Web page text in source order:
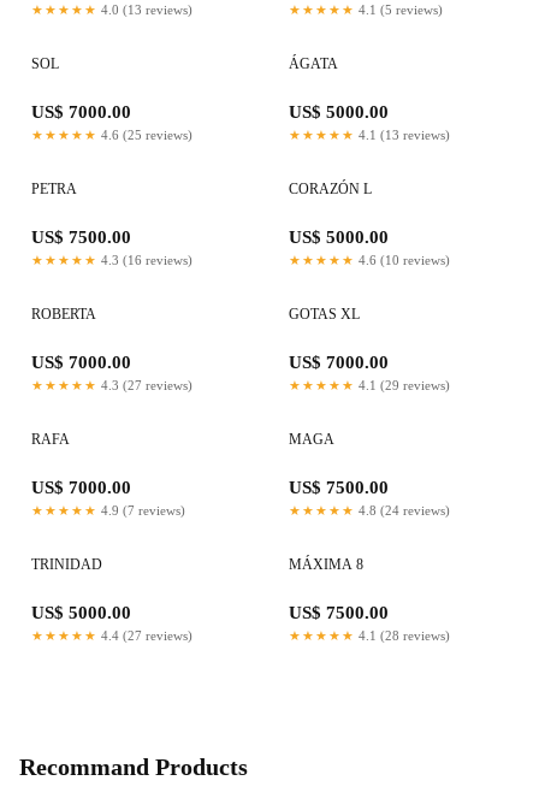
★★★★★ 4.0 (13 reviews) ★★★★★ 4.1 (5 reviews)
SOL
US$ 7000.00
★★★★★ 4.6 (25 reviews)
ÁGATA
US$ 5000.00
★★★★★ 4.1 (13 reviews)
PETRA
US$ 7500.00
★★★★★ 4.3 (16 reviews)
CORAZÓN L
US$ 5000.00
★★★★★ 4.6 (10 reviews)
ROBERTA
US$ 7000.00
★★★★★ 4.3 (27 reviews)
GOTAS XL
US$ 7000.00
★★★★★ 4.1 (29 reviews)
RAFA
US$ 7000.00
★★★★★ 4.9 (7 reviews)
MAGA
US$ 7500.00
★★★★★ 4.8 (24 reviews)
TRINIDAD
US$ 5000.00
★★★★★ 4.4 (27 reviews)
MÁXIMA 8
US$ 7500.00
★★★★★ 4.1 (28 reviews)
Recommand Products